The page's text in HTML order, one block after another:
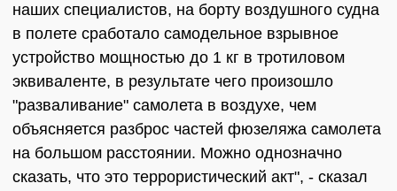
наших специалистов, на борту воздушного судна
в полете сработало самодельное взрывное
устройство мощностью до 1 кг в тротиловом
эквиваленте, в результате чего произошло
"разваливание" самолета в воздухе, чем
объясняется разброс частей фюзеляжа самолета
на большом расстоянии. Можно однозначно
сказать, что это террористический акт", - сказал